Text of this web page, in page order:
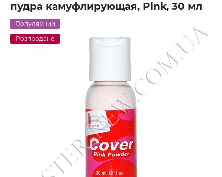
пудра камуфлирующая, Pink, 30 мл
Популярний
Розпродано